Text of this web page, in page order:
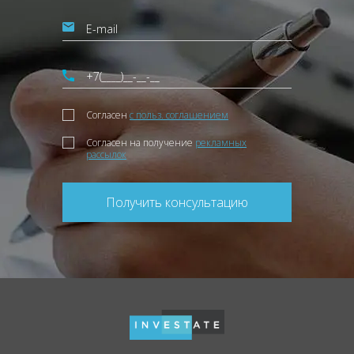
Согласен с польз. соглашением
Согласен на получение рекламных
рассылок
Получить консультацию